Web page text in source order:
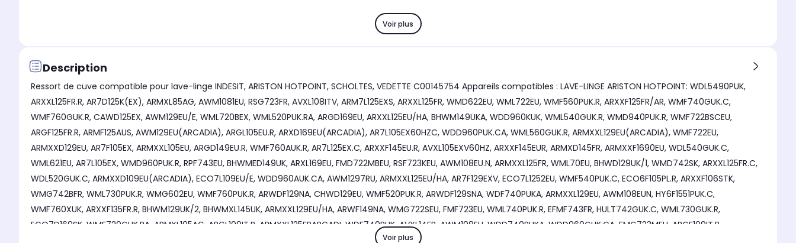
Voir plus
Description
Ressort de cuve compatible pour lave-linge INDESIT, ARISTON HOTPOINT, SCHOLTES, VEDETTE C00145754 Appareils compatibles : LAVE-LINGE ARISTON HOTPOINT: WDL5490PUK,
ARXXL125FR.R, AR7D125K(EX), ARMXL85AG, AWM1081EU, RSG723FR, AVXL108ITV, ARM7L125EXS, ARXXL125FR, WMD622EU, WML722EU, WMF560PUK.R, ARXXF125FR/AR, WMF740GUK.C,
WMF760GUK.R, CAWD125EX, AWM129EU/E, WML720BEX, WML520PUK.RA, ARGD169EU, ARXXL125EU/HA, BHWM149UKA, WDD960KUK, WML540GUK.R, WMD940PUK.R, WMF722BSCEU,
ARGF125FR.R, ARMF125AUS, AWM129EU(ARCADIA), ARGL105EU.R, ARXD169EU(ARCADIA), AR7L105EX60HZC, WDD960PUK.CA, WML560GUK.R, ARMXXL129EU(ARCADIA), WMF722EU,
ARMXXD129EU, AR7F105EX, ARMXXL105EU, ARGD149EU.R, WMF760AUK.R, AR7L125EX.C, ARXXF145EU.R, AVXL105EXV60HZ, ARXXF145EUR, ARMXD145FR, ARMXXF1690EU, WDL540GUK.C,
WML621EU, AR7L105EX, WMD960PUK.R, RPF743EU, BHWMED149UK, ARXL169EU, FMD722MBEU, RSF723KEU, AWM108EU.N, ARMXXL125FR, WML70EU, BHWD129UK/1, WMD742SK, ARXXL125FR.C,
WDL520GUK.C, ARMXXD109EU(ARCADIA), ECO7L109EU/E, WDD960AUK.CA, AWM1297RU, ARMXXL125EU/HA, AR7F129EXV, ECO7L1252EU, WMF540PUK.C, ECO6F105PL.R, ARXXF106STK,
WMG742BFR, WML730PUK.R, WMG602EU, WMF760PUK.R, ARWDF129NA, CHWD129EU, WMF520PUK.R, ARWDF129SNA, WDF740PUKA, ARMXXL129EU, AWM108EUN, HY6F1551PUK.C,
WMF760XUK, ARXXF135FR.R, BHWM129UK/2, BHWMXL145UK, ARMXXL129EU/HA, ARWF149NA, WMG722SEU, FMF723EU, WML740PUK.R, EFMF743FR, HULT742GUK.C, WML730GUK.R,
ECO7D169SK, WMF720GUK.RA, ARMXL105AG, ARGL109IT.R, ARMXXL125FRARCADI, WDF740PUK, AVXL14FR, AWM108EU, WDD740PUKA, WDD960GUK.CA, FMG723MEU, ARGF109IT.R,
Voir plus